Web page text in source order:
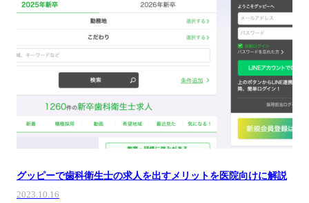
グッピーで歯科衛生士の求人を出すメリットを医院向けに解説
2023.10.16